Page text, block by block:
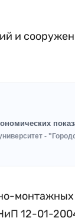
и
-
12-01-